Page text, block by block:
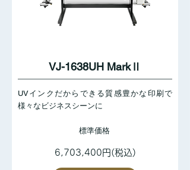
VJ-1638UH MarkⅡ
UVインクだからできる質感豊かな印刷で
様々なビジネスシーンに
標準価格
6,703,400円(税込)